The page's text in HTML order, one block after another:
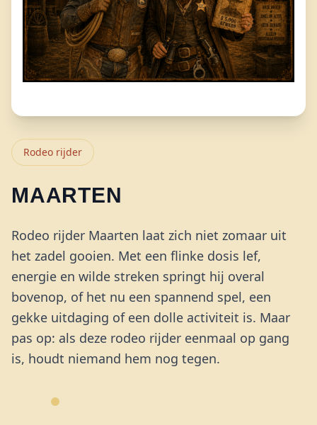
Rodeo rijder
MAARTEN
Rodeo rijder Maarten laat zich niet zomaar uit
het zadel gooien. Met een flinke dosis lef,
energie en wilde streken springt hij overal
bovenop, of het nu een spannend spel, een
gekke uitdaging of een dolle activiteit is. Maar
pas op: als deze rodeo rijder eenmaal op gang
is, houdt niemand hem nog tegen.